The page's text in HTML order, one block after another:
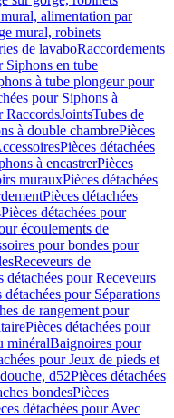
alimentation par
mural, robinets
de lavaboRaccordements
Siphons en tube
à tube plongeur pour
pour Siphons à
RaccordsJointsTubes de
à double chambrePièces
Pièces détachées
à encastrerPièces
murauxPièces détachées
Pièces détachées
Pièces détachées pour
écoulements de
pour bondes pour
Receveurs de
détachées pour Receveurs
détachées pour Séparations
de rangement pour
Pièces détachées pour
minéralBaignoires pour
pour Jeux de pieds et
d52Pièces détachées
bondesPièces
détachées pour Avec